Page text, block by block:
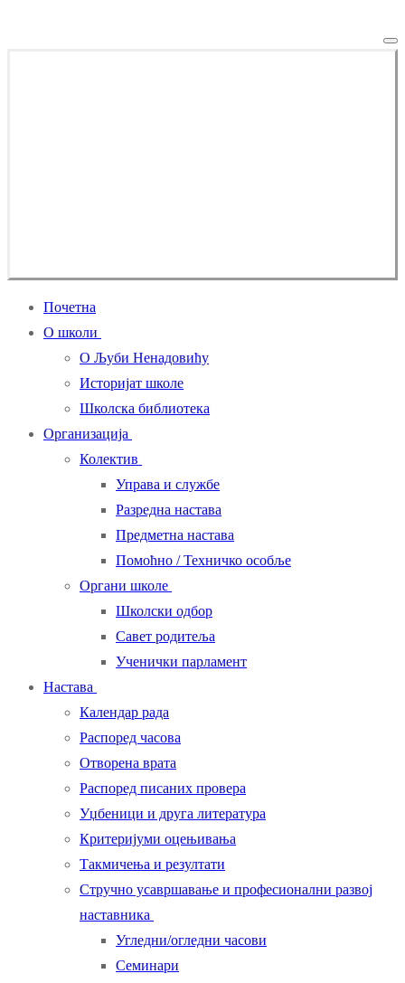
Почетна
О школи
О Љуби Ненадовићу
Историјат школе
Школска библиотека
Организација
Колектив
Управа и службе
Разредна настава
Предметна настава
Помоћно / Техничко особље
Органи школе
Школски одбор
Савет родитеља
Ученички парламент
Настава
Календар рада
Распоред часова
Отворена врата
Распоред писаних провера
Уџбеници и друга литература
Критеријуми оцењивања
Такмичења и резултати
Стручно усавршавање и професионални развој
наставника
Угледни/огледни часови
Семинари